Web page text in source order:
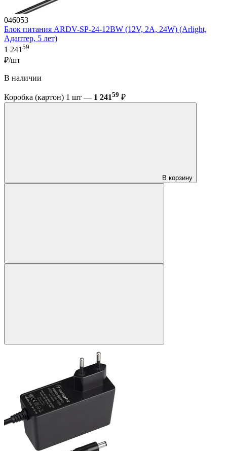
046053
Блок питания ARDV-SP-24-12BW (12V, 2A, 24W) (Arlight,
Адаптер, 5 лет)
1 241 59
₽/шт
В наличии
Коробка (картон) 1 шт — 1 24159 ₽
В корзину